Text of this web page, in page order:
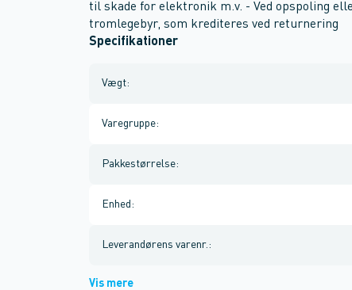
til skade for elektronik m.v. - Ved opspoling
tromlegebyr, som krediteres ved returnering
Specifikationer
Vægt:
Varegruppe:
Pakkestørrelse:
Enhed :
Leverandørens varenr. :
Vis mere